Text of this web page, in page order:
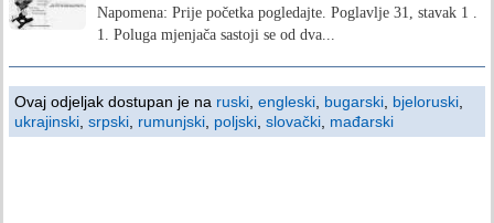
Napomena: Prije početka pogledajte. Poglavlje 31, stavak 1 .
1. Poluga mjenjača sastoji se od dva...
Ovaj odjeljak dostupan je na ruski engleski bugarski bjeloruski
ukrajinski srpski rumunjski poljski slovački mađarski